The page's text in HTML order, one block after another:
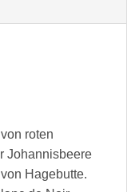
roten
Johannisbeere
Hagebutte.